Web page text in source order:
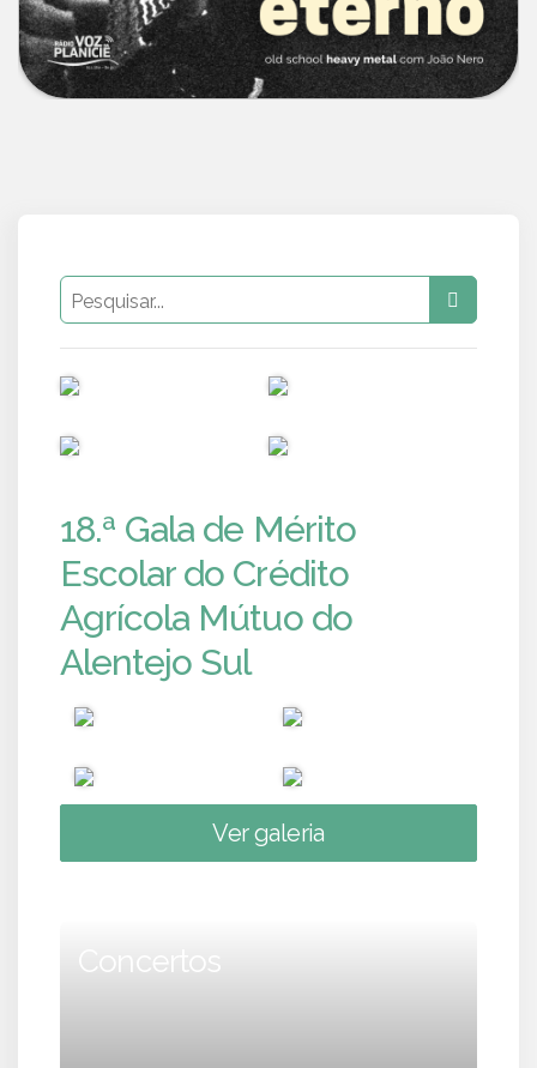
18.ª Gala de Mérito
Escolar do Crédito
Agrícola Mútuo do
Alentejo Sul
Ver galeria
Concertos